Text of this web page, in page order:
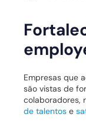
Empresas que
são vistas de
colaboradores,
de talentos e